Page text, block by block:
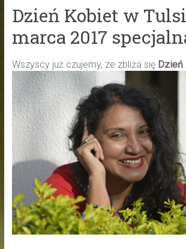
Dzień Kobiet w
marca 2017
Wszyscy już czujemy, ze zbliża się Dzień